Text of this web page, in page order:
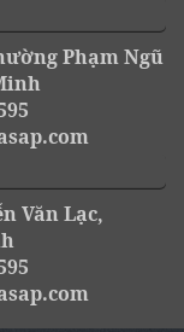
Phạm Ngũ
Văn Lạc,